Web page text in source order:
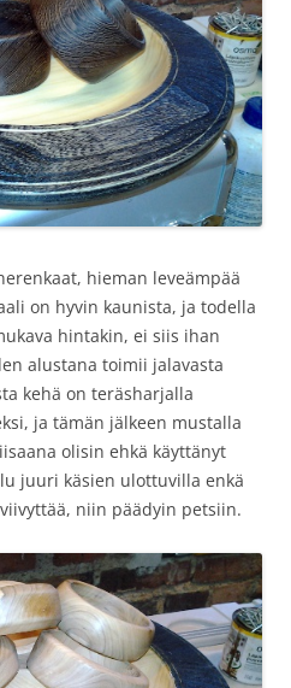
hieman leveämpää
on hyvin kaunista, ja todella
hintakin, ei siis ihan
alustana toimii jalavasta
kehä on teräsharjalla
ja tämän jälkeen mustalla
olisin ehkä käyttänyt
juuri käsien ulottuvilla enkä
niin päädyin petsiin.